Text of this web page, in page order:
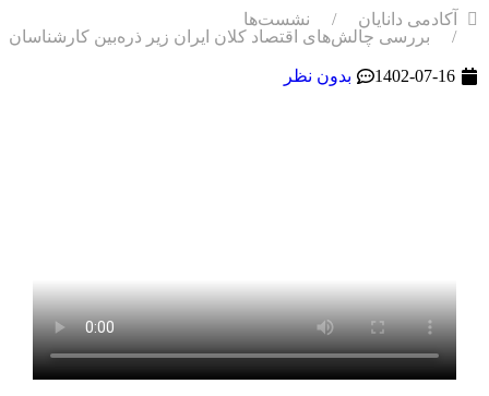
آکادمی دانایان
نشست‌ها
بررسی چالش‌های اقتصاد کلان ایران زیر ذره‌بین کارشناسان
1402-07-16 بدون نظر